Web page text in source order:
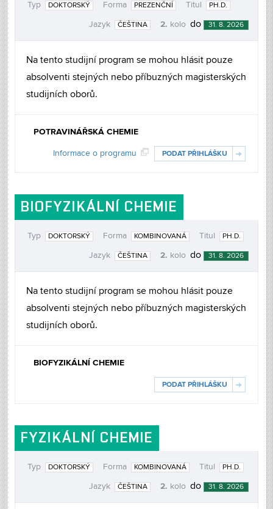
Typ DOKTORSKÝ Forma PREZENČNÍ Titul PH.D.
Jazyk ČEŠTINA 2. kolo do 31. 8. 2026
Na tento studijní program se mohou hlásit pouze
absolventi stejných nebo příbuzných magisterských
studijních oborů.
POTRAVINÁŘSKÁ CHEMIE
Informace o programu PODAT PŘIHLÁŠKU
BIOFYZIKÁLNÍ CHEMIE
Typ DOKTORSKÝ Forma KOMBINOVANÁ Titul PH.D.
Jazyk ČEŠTINA 2. kolo do 31. 8. 2026
Na tento studijní program se mohou hlásit pouze
absolventi stejných nebo příbuzných magisterských
studijních oborů.
BIOFYZIKÁLNÍ CHEMIE
PODAT PŘIHLÁŠKU
FYZIKÁLNÍ CHEMIE
Typ DOKTORSKÝ Forma KOMBINOVANÁ Titul PH.D.
Jazyk ČEŠTINA 2. kolo do 31. 8. 2026